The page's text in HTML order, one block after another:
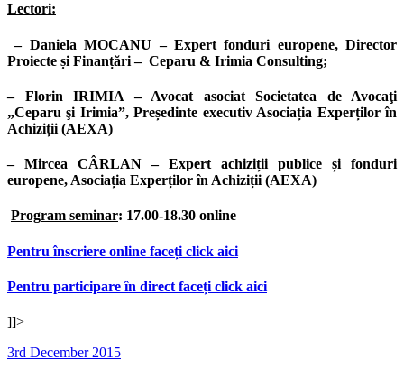
Lectori:
– Daniela MOCANU – Expert fonduri europene, Director
Proiecte și Finanțări – Ceparu & Irimia Consulting;
– Florin IRIMIA – Avocat asociat Societatea de Avocaţi
„Ceparu şi Irimia”, Președinte executiv Asociația Experților în
Achiziții (AEXA)
– Mircea CÂRLAN – Expert achiziții publice și fonduri
europene, Asociația Experților în Achiziții (AEXA)
Program seminar: 17.00-18.30 online
Pentru înscriere online faceți click aici
Pentru participare în direct faceți click aici
]]>
Posted
3rd December 2015